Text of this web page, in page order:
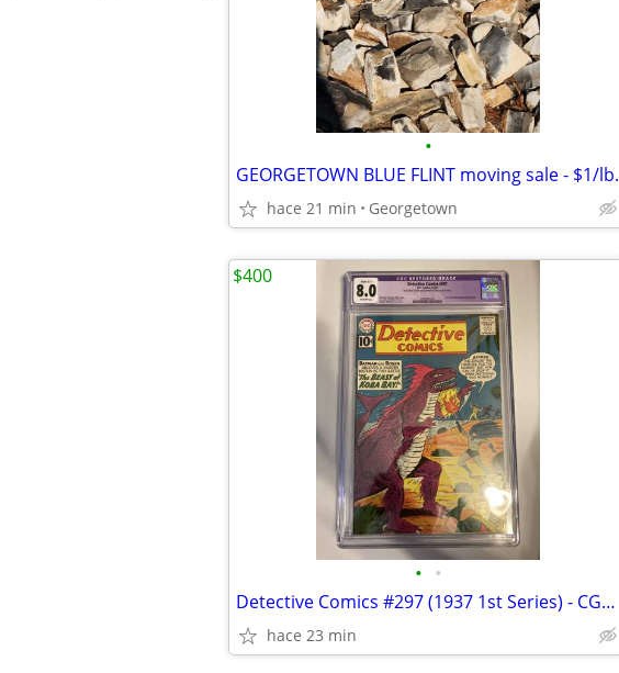
•
GEORGETOWN BLUE FLINT moving sale - $1/lb.
hace 21 min Georgetown
• •
Detective Comics #297 (1937 1st Series) - CGC Graded 8.0 - Last 10-cen
hace 23 min
$400